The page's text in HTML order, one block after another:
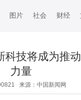
图片 社会 财经
科技将成为推
力量
来源：中国新闻网